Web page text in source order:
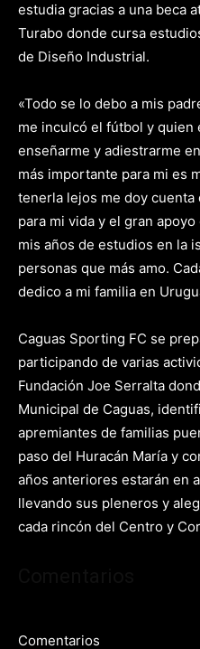
estudia gracias a una beca
Turabo donde cursa
de Diseño Industrial.
«Todo se lo debo a mis
me inculcó el fútbol y quien
enseñarme y adiestrarme
más importante para mi es
tenerla lejos me doy
para mi vida y el gran
mis años de estudios en la
personas que más amo.
dedico a mi familia en
Caguas Sporting FC se
participando de varias
Fundación Joe Serralta
Municipal de Caguas,
apremiantes de familias
paso del Huracán María y
años anteriores estarán en
llevando sus pleneros y
cada rincón del Centro y
Comentarios